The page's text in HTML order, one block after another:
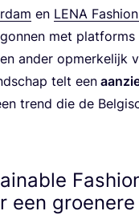
en LENA
met plat­forms
ander opmer­ke­lijk
telt een
trend die de
een